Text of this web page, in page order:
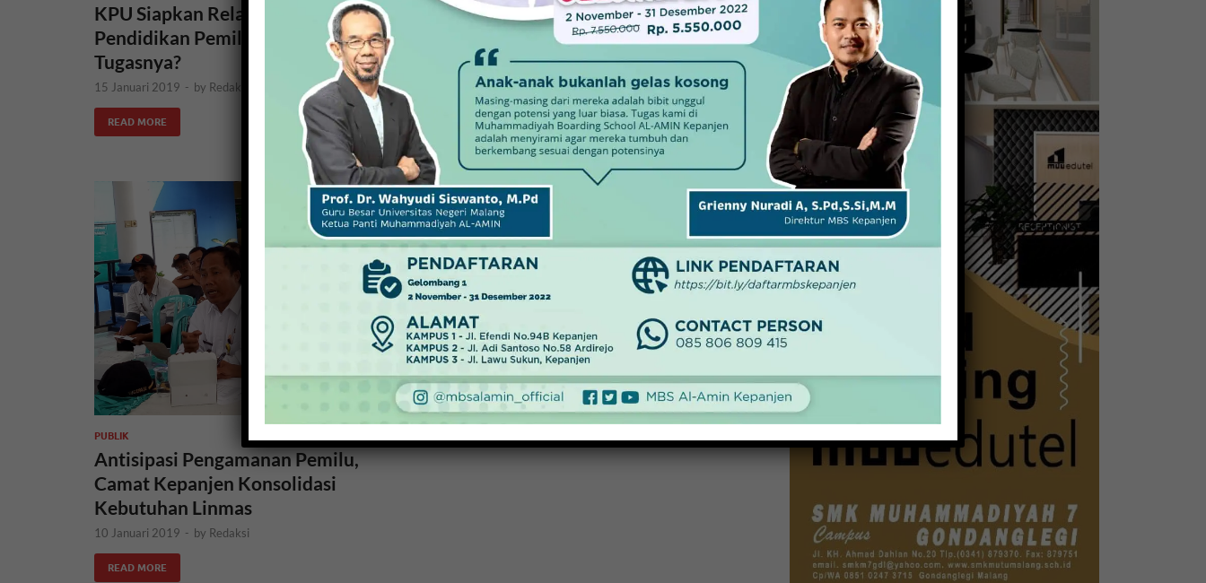
KPU Siapkan Relawan untuk
Pendidikan Pemilih, Apa Saja
Tugasnya?
15 Januari 2019 - by Redaksi
READ MORE
UN Dimajukan, Antisipasi Masa
Tunggu Lulusan dengan Kegiatan
Positif
11 Januari 2019-by Redaksi
READ MORE
PUBLIK
Antisipasi Pengamanan Pemilu,
Camat Kepanjen Konsolidasi
Kebutuhan Linmas
10 Januari 2019 - by Redaksi
READ MORE
HEADLINE NEWS
Elemen NU Laporkan Dugaan
Penghinaan Cawapres KH Ma’ruf
Amin
5 Januari 2019
READ MORE